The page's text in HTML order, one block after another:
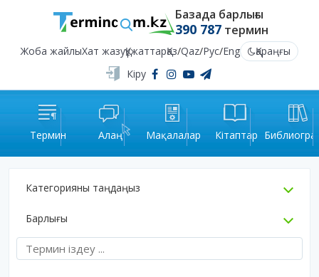
Базада барлығы
390 787термин
Жоба жайлыХат жазуҚұжаттарҚаз/Qaz/Рус/Eng
Қараңғы
Кіру
Термин Алаң Мақалалар Кітаптар
Категорияны таңдаңыз
Барлығы